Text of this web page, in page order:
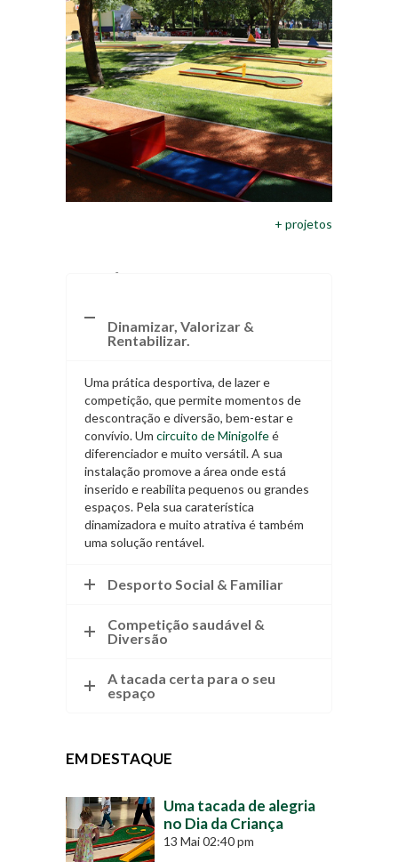
+ projetos
Dinamizar, Valorizar &
Rentabilizar.
Uma prática desportiva, de lazer e
competição, que permite momentos de
descontração e diversão, bem-estar e
convívio. Um circuito de Minigolfeé
diferenciador e muito versátil. A sua
instalação promove a área onde está
inserido e reabilita pequenos ou grandes
espaços. Pela sua caraterística
dinamizadora e muito atrativa é também
uma solução rentável.
Desporto Social & Familiar
Competição saudável &
Diversão
A tacada certa para o seu
espaço
EM DESTAQUE
Uma tacada de alegria
no Dia da Criança
13 Mai 02:40 pm